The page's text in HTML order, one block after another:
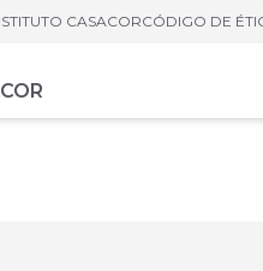
CASACORCÓDIGO DE